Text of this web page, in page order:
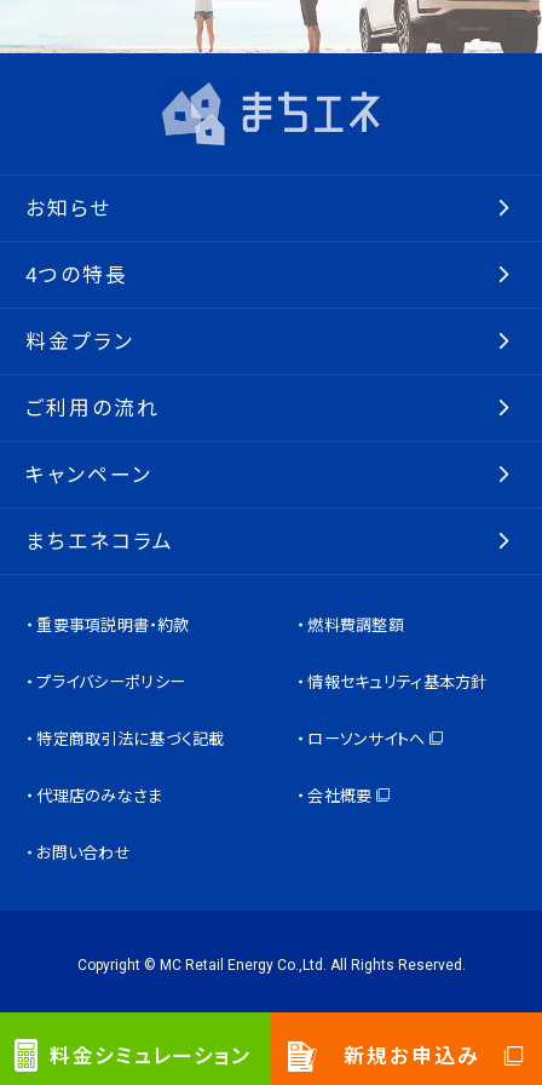
料金シミュレーション 新規お申込み
お知らせ
4つの特長
料金プラン
ご利用の流れ
キャンペーン
まちエネコラム
重要事項説明書・約款 燃料費調整額
プライバシーポリシー 情報セキュリティ基本方針
特定商取引法に基づく記載 ローソンサイトへ
代理店のみなさま 会社概要
お問い合わせ
Copyright © MC Retail Energy Co.,Ltd. All Rights Reserved.